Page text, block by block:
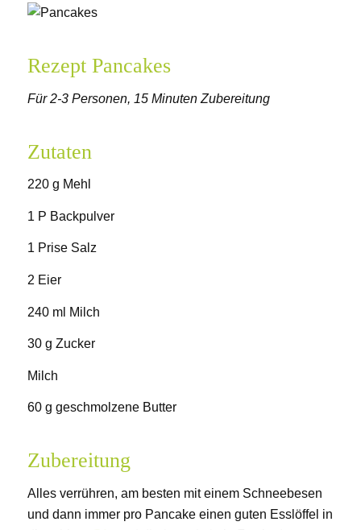
Rezept Pancakes
Für 2-3 Personen, 15 Minuten Zubereitung
Zutaten
220 g Mehl
1 P Backpulver
1 Prise Salz
2 Eier
240 ml Milch
30 g Zucker
Milch
60 g geschmolzene Butter
Zubereitung
Alles verrühren, am besten mit einem Schneebesen
und dann immer pro Pancake einen guten Esslöffel in